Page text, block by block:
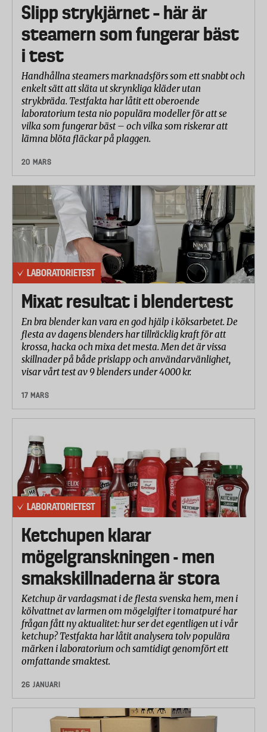
Slipp strykjärnet – här är
steamern som fungerar bäst
i test
Handhållna steamers marknadsförs som ett snabbt och
enkelt sätt att släta ut skrynkliga kläder utan
strykbräda. Testfakta har låtit ett oberoende
laboratorium testa nio populära modeller för att se
vilka som fungerar bäst – och vilka som riskerar att
lämna blöta fläckar på plaggen.
20 MARS
LABORATORIETEST
Mixat resultat i blendertest
En bra blender kan vara en god hjälp i köksarbetet. De
flesta av dagens blenders har tillräcklig kraft för att
krossa, hacka och mixa det mesta. Men det är vissa
skillnader på både prislapp och användarvänlighet,
visar vårt test av 9 blenders under 4000 kr.
17 MARS
LABORATORIETEST
Ketchupen klarar
mögelgranskningen - men
smakskillnaderna är stora
Ketchup är vardagsmat i de flesta svenska hem, men i
kölvattnet av larmen om mögelgifter i tomatpuré har
frågan fått ny aktualitet: hur ser det egentligen ut i vår
ketchup? Testfakta har låtit analysera tolv populära
märken i laboratorium och samtidigt genomfört ett
omfattande smaktest.
26 JANUARI